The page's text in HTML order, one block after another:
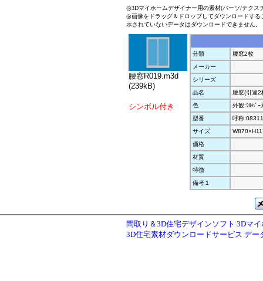
◎3Dマイホームデザイナー用の素材(パーツ/テクス
◎画像をドラッグ＆ドロップしてダウンロードす
示されていないデータはダウンロードできません。
腰窓R019.m3d
(239kB)
シンボル付き
分類
腰窓2枚
メーカー
シリーズ
品名
腰窓(引違2
色
外観:ｼﾙﾊﾞｰ
型番
呼称:08311
サイズ
価格
材質
特徴
備考１
間取り＆3D住宅デザインソフト 3Dマ
3D住宅素材ダウンロードサービス デー